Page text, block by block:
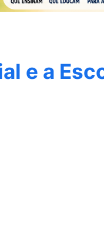
e a